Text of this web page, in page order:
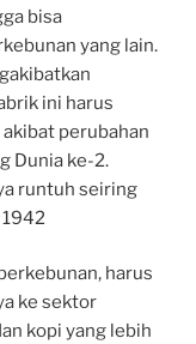
bisa
yang lain.
ini harus
perubahan
Dunia ke-2.
runtuh seiring
1942
harus
ke sektor
kopi yang lebih